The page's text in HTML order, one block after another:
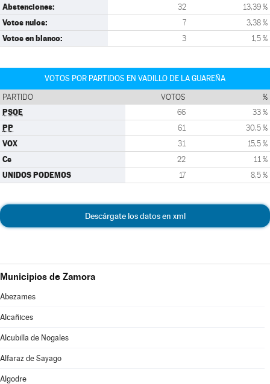
Abstenciones: 32 13,39 %
Votos nulos: 7 3,38 %
Votos en blanco: 3 1,5 %
VOTOS POR PARTIDOS EN VADILLO DE LA GUAREÑA
PARTIDO VOTOS %
PSOE 66 33 %
PP 61 30,5 %
VOX 31 15,5 %
Cs 22 11 %
UNIDOS PODEMOS 17 8,5 %
Descárgate los datos en xml
Municipios de Zamora
Abezames
Alcañices
Alcubilla de Nogales
Alfaraz de Sayago
Algodre